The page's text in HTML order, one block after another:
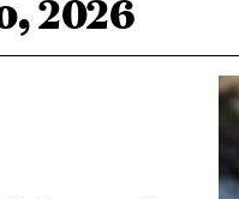
2026